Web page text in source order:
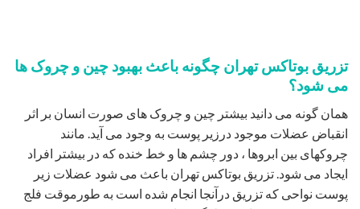
تزریق بوتاکس تهران چگونه باعث بهبود چین و چروک ها
می شود؟
همان گونه می دانید بیشتر چین و چروک های صورت انسان بر اثر
انقباض عضلات موجود درزیر پوست به وجود می آید. مانند
چروکهای بین ابروها ، دور چشم ها و خط خنده که در بیشتر افراد
ایجاد می شود. تزریق بوتاکس تهران باعث می شود عضلات زیر
پوست نواحی که تزریق درآنجا انجام شده است به طورموقت فلج